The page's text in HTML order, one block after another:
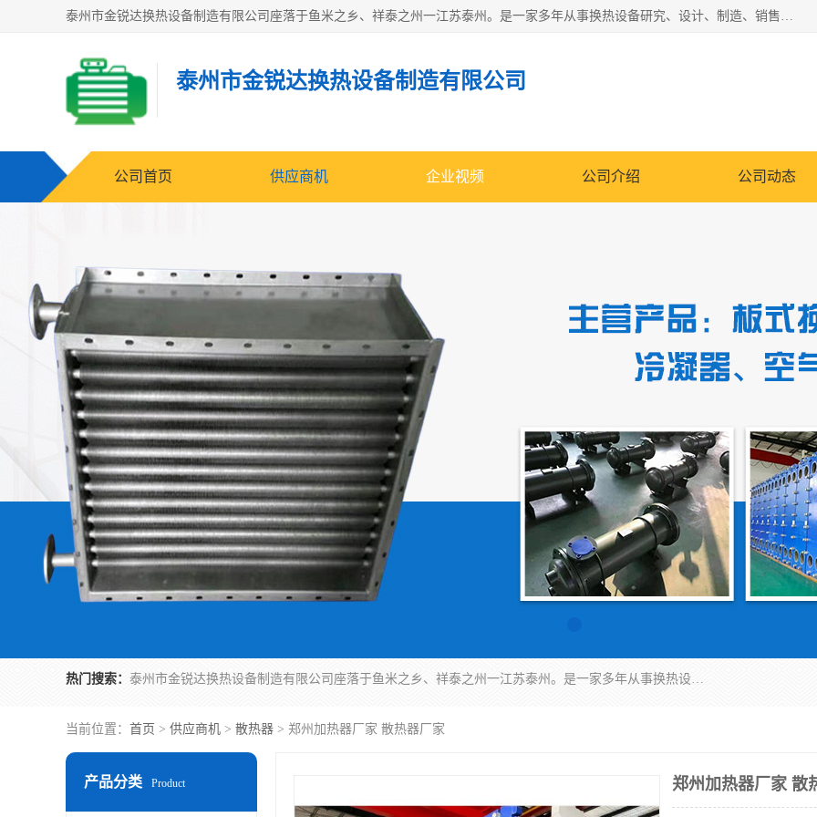
泰州市金锐达换热设备制造有限公司座落于鱼米之乡、祥泰之州一江苏泰州。是一家多年从事换热设备研究、设计、制造、销售、服务于一体的生产企业。
泰州市金锐达换热设备制造有限公司
公司首页 供应商机 企业视频 公司介绍 公司动态
热门搜索： 泰州市金锐达换热设备制造有限公司座落于鱼米之乡、祥泰之州一江苏泰州。是一家多年从事换热设备研究、设计、制造、销售、服务于一体的生产企业。
当前位置： 首页 > 供应商机 > 散热器 > 郑州加热器厂家 散热器厂家
产品分类 Product 郑州加热器厂家 散